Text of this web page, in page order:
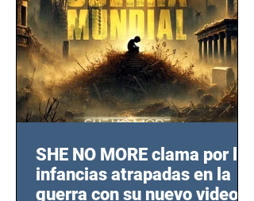
SHE NO MORE clama por las
infancias atrapadas en la
guerra con su nuevo video